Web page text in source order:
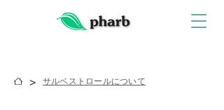
> サルベストロールについて